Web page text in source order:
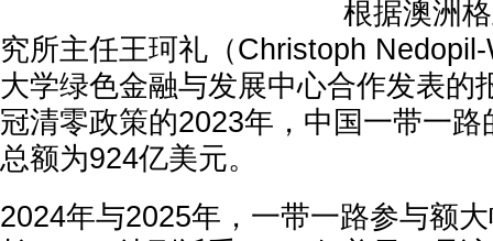
根据澳洲
究所主任王珂礼（Christoph
大学绿色金融与发展中心合作发表的
冠清零政策的2023年，中国一带一
总额为924亿美元。
2024年与2025年，一带一路参与额